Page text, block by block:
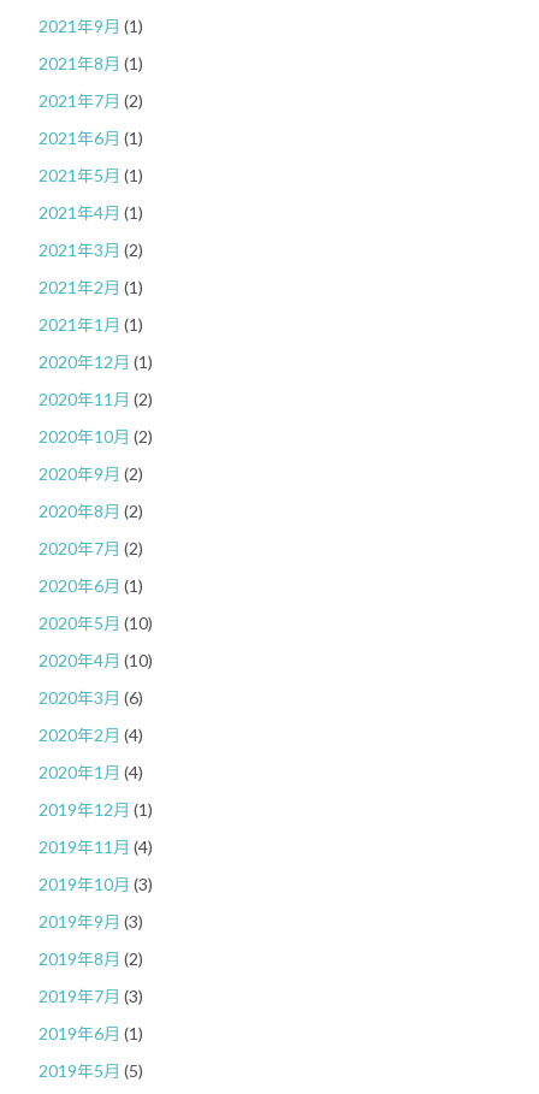
2021年9月 (1)
2021年8月 (1)
2021年7月 (2)
2021年6月 (1)
2021年5月 (1)
2021年4月 (1)
2021年3月 (2)
2021年2月 (1)
2021年1月 (1)
2020年12月 (1)
2020年11月 (2)
2020年10月 (2)
2020年9月 (2)
2020年8月 (2)
2020年7月 (2)
2020年6月 (1)
2020年5月 (10)
2020年4月 (10)
2020年3月 (6)
2020年2月 (4)
2020年1月 (4)
2019年12月 (1)
2019年11月 (4)
2019年10月 (3)
2019年9月 (3)
2019年8月 (2)
2019年7月 (3)
2019年6月 (1)
2019年5月 (5)